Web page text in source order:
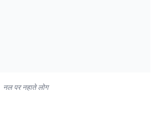
नल पर नहाते लोग